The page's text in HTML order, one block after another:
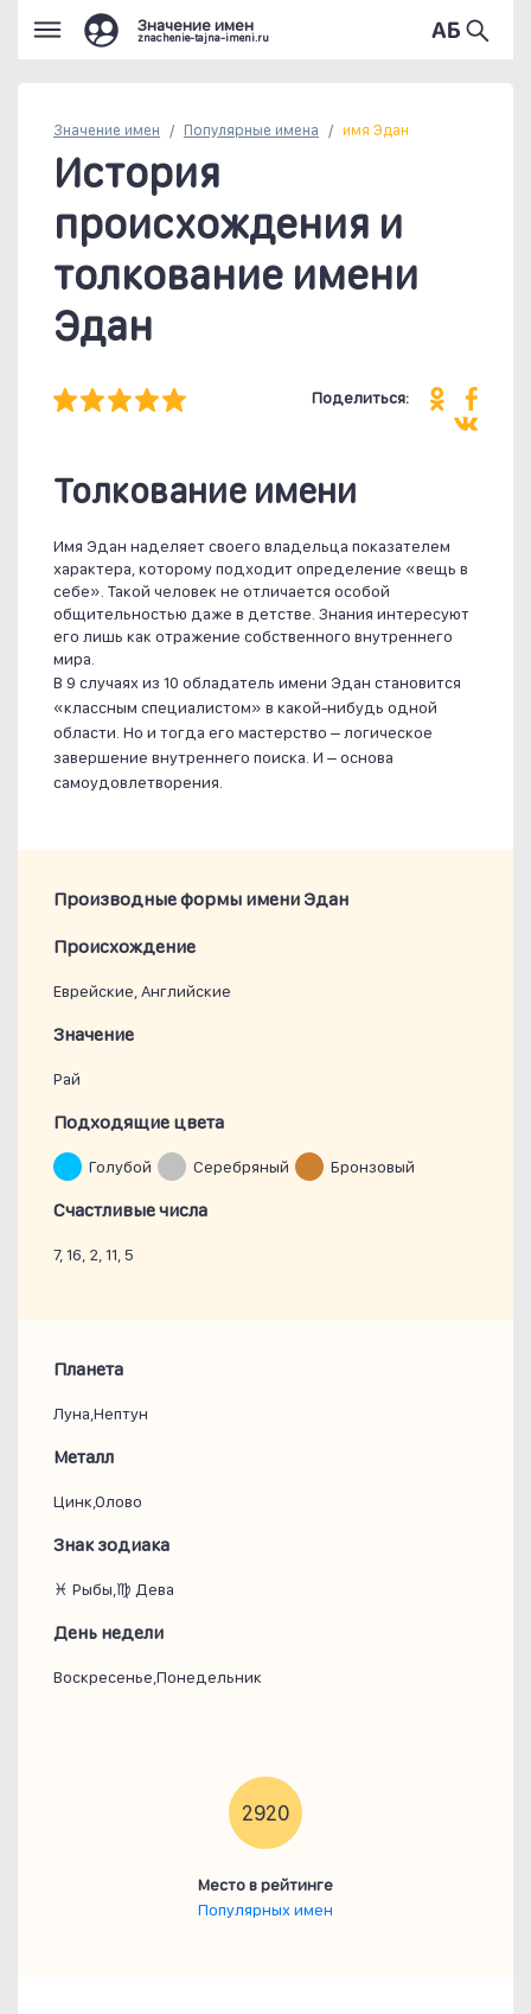
Значение имен
znachenie-tajna-imeni.ru
Значение имен Популярные имена имя Эдан
История
происхождения и
толкование имени
Эдан
Поделиться:
Толкование имени
Имя Эдан наделяет своего владельца показателем
характера, которому подходит определение «вещь в
себе». Такой человек не отличается особой
общительностью даже в детстве. Знания интересуют
его лишь как отражение собственного внутреннего
мира.
В 9 случаях из 10 обладатель имени Эдан становится
«классным специалистом» в какой-нибудь одной
области. Но и тогда его мастерство – логическое
завершение внутреннего поиска. И – основа
самоудовлетворения.
Производные формы имени Эдан
Проиcхождение
Еврейские, Английские
Значение
Рай
Подходящие цвета
Голубой Серебряный Бронзовый
Счастливые числа
7, 16, 2, 11, 5
Планета
Луна,Нептун
Металл
Цинк,Олово
Знак зодиака
♓ Рыбы,♍ Дева
День недели
Воскресенье,Понедельник
2920
Место в рейтинге
Популярных имен